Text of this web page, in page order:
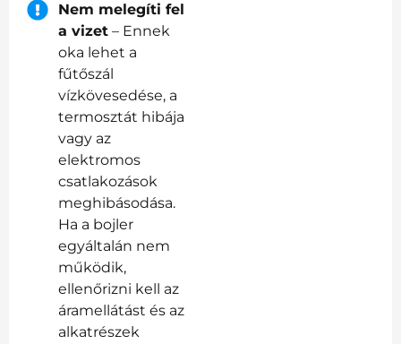
Nem melegíti fel
a vizet – Ennek
oka lehet a
fűtőszál
vízkövesedése, a
termosztát hibája
vagy az
elektromos
csatlakozások
meghibásodása.
Ha a bojler
egyáltalán nem
működik,
ellenőrizni kell az
áramellátást és az
alkatrészek